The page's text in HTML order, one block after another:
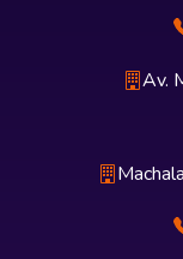
Av.